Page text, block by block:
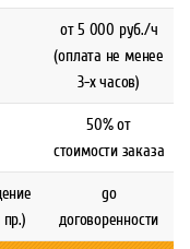
от 5 000 руб./ч
(оплата не менее
3-х часов)
50% от
стоимости заказа
gо
договоренности